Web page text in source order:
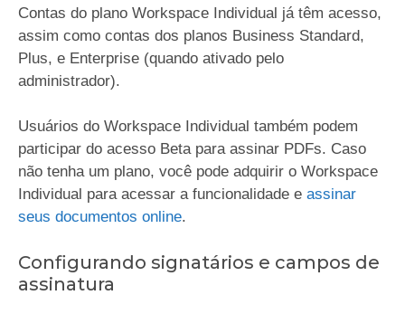
Contas do plano Workspace Individual já têm acesso,
assim como contas dos planos Business Standard,
Plus, e Enterprise (quando ativado pelo
administrador).
Usuários do Workspace Individual também podem
participar do acesso Beta para assinar PDFs. Caso
não tenha um plano, você pode adquirir o Workspace
Individual para acessar a funcionalidade e assinar
seus documentos online.
Configurando signatários e campos de
assinatura